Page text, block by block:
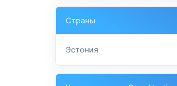
Страны
Эстония